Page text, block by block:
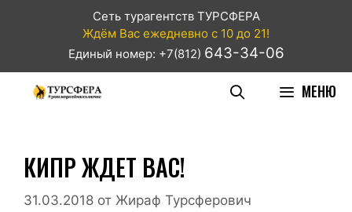
Сеть турагентств ТУРСФЕРА
Ждём Вас ежедневно с 10 до 21!
Единый номер: +7(812) 643-34-06
МЕНЮ
КИПР ЖДЕТ ВАС!
31.03.2018 от Жираф Турсферович